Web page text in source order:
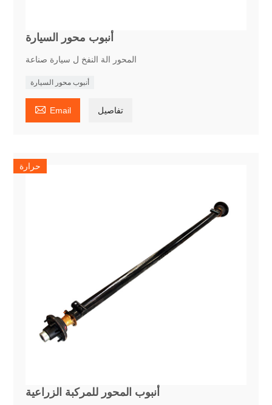
أنبوب محور السيارة
المحور الة النفخ ل سيارة صناعة
أنبوب محور السيارة
 Email تفاصيل
حرارة
أنبوب المحور للمركبة الزراعية